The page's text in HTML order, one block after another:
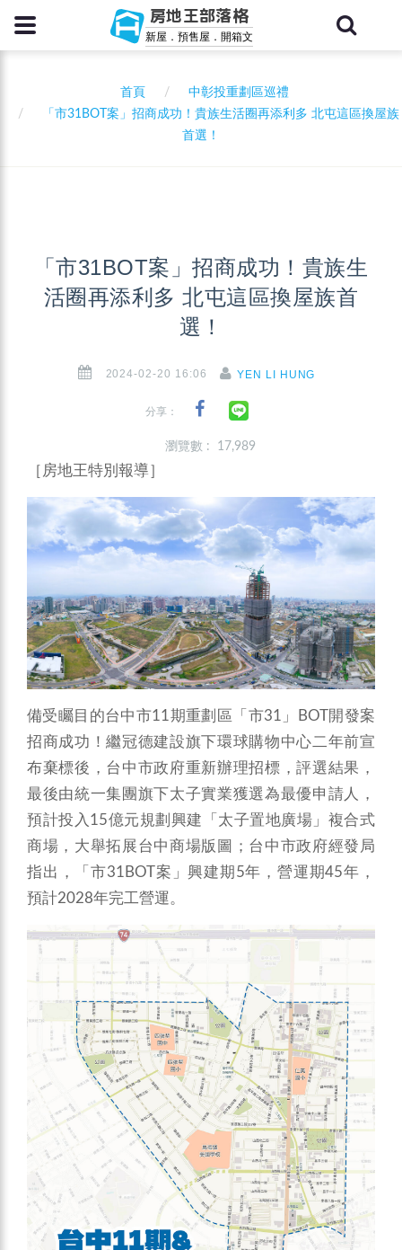
房地王部落格
新屋．預售屋．開箱文
首頁
中彰投重劃區巡禮
「市31BOT案」招商成功！貴族生活圈再添利多 北屯這區換屋族
首選！
「市31BOT案」招商成功！貴族生
活圈再添利多 北屯這區換屋族首
選！
2024-02-20 16:06 YEN LI HUNG
分享：
瀏覽數 : 17,989
［房地王特別報導］
備受矚目的台中市11期重劃區「市31」BOT開發案
招商成功！繼冠德建設旗下環球購物中心二年前宣
布棄標後，台中市政府重新辦理招標，評選結果，
最後由統一集團旗下太子實業獲選為最優申請人，
預計投入15億元規劃興建「太子置地廣場」複合式
商場，大舉拓展台中商場版圖；台中市政府經發局
指出，「市31BOT案」興建期5年，營運期45年，
預計2028年完工營運。